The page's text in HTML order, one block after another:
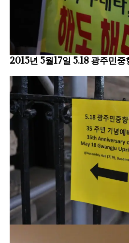
2015년 5월17일 5.18 광주민